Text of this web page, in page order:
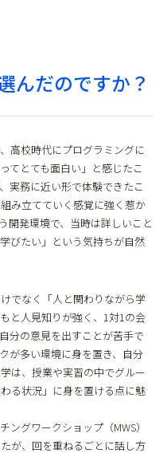
んだのですか？
高校時代にプログラミングに
てとても面白い」と感じたこ
実務に近い形で体験できたこ
み立てていく感覚に強く惹か
開発環境で、当時は詳しいこと
びたい」という気持ちが自然
でなく「人と関わりながら学
と人見知りが強く、1対1の会
分の意見を出すことが苦手で
が多い環境に身を置き、自分
は、授業や実習の中でグルー
る状況」に身を置ける点に魅
グワークショップ（MWS）
が、回を重ねるごとに話し方